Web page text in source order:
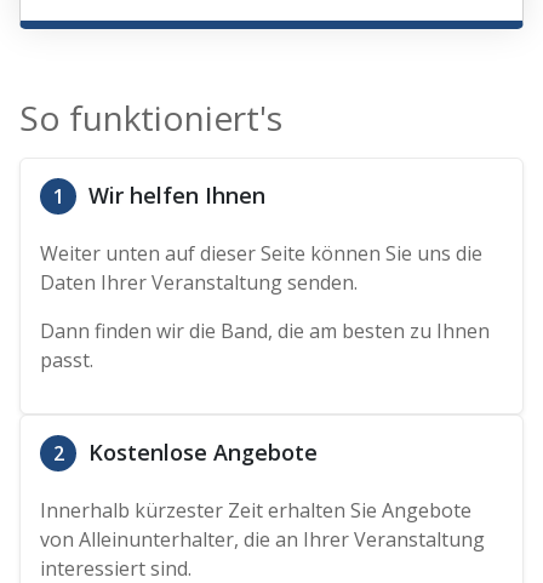
So funktioniert's
1 Wir helfen Ihnen
Weiter unten auf dieser Seite können Sie uns die
Daten Ihrer Veranstaltung senden.
Dann finden wir die Band, die am besten zu Ihnen
passt.
2 Kostenlose Angebote
Innerhalb kürzester Zeit erhalten Sie Angebote
von Alleinunterhalter, die an Ihrer Veranstaltung
interessiert sind.